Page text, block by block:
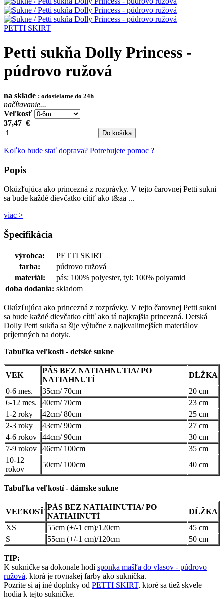
PETTI SKIRT
Petti sukňa Dolly Princess -
púdrovo ružová
na sklade : odosielame do 24h
načítavanie...
Veľkosť
37,47 €
Do košíka
Koľko bude stať doprava? Potrebujete pomoc ?
Popis
Okúzľujúca ako princezná z rozprávky. V tejto čarovnej Petti sukni
sa bude každé dievčatko cítiť ako t&aa ...
viac >
Špecifikácia
výrobca:
PETTI SKIRT
farba:
púdrovo ružová
materiál:
pás: 100% polyester, tyl: 100% polyamid
doba dodania: skladom
Okúzľujúca ako princezná z rozprávky. V tejto čarovnej Petti sukni
sa bude každé dievčatko cítiť ako tá najkrajšia princezná. Detská
Dolly Petti sukňa sa šije výlučne z najkvalitnejších materiálov
príjemných na dotyk.
Tabuľka veľkostí - detské sukne
VEK
PÁS BEZ NATIAHNUTIA/ PO
NATIAHNUTÍ
DĹŽKA
0-6 mes.
35cm/ 70cm
20 cm
6-12 mes.
40cm/ 70cm
23 cm
1-2 roky
42cm/ 80cm
25 cm
2-3 roky
43cm/ 90cm
27 cm
4-6 rokov
44cm/ 90cm
30 cm
7-9 rokov
46cm/ 100cm
35 cm
10-12
rokov
50cm/ 100cm 40 cm
Tabuľka veľkostí - dámske sukne
VEĽKOSŤ
PÁS BEZ NATIAHNUTIA/ PO
NATIAHNUTÍ
DĹŽKA
XS
55cm (+/-1 cm)/120cm
45 cm
S
55cm (+/-1 cm)/120cm 50 cm
TIP:
K sukničke sa dokonale hodísponka mašľa do vlasov - púdrovo
ružová, ktorá je rovnakej farby ako suknička.
Pozrite si aj iné doplnky od PETTI SKIRT, ktoré sa tiež skvele
hodia k tejto sukničke.